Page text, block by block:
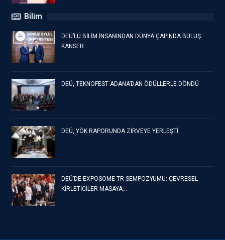
Bilim
DEÜ’LÜ BİLİM İNSANINDAN DÜNYA ÇAPINDA BULUŞ:
KANSER…
DEÜ, TEKNOFEST ADANA’DAN ÖDÜLLERLE DÖNDÜ
DEÜ, YÖK RAPORUNDA ZİRVEYE YERLEŞTİ
DEÜ’DE EXPOSOME-TR SEMPOZYUMU: ÇEVRESEL
KİRLETİCİLER MASAYA…